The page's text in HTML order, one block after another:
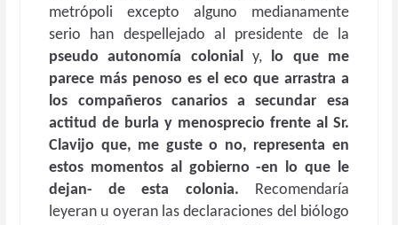
metrópoli excepto alguno medianamente
serio han despellejado al presidente de la
pseudo autonomía colonialy, lo que me
parece más penoso es el eco que arrastra a
los compañeros canarios a secundar esa
actitud de burla y menosprecio frente al Sr.
Clavijo que, me guste o no, representa en
estos momentos al gobierno -en lo que le
dejan- de esta colonia. Recomendaría
leyeran u oyeran las declaraciones del biólogo